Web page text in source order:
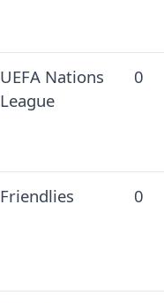
UEFA Nations
League
0
Friendlies 0